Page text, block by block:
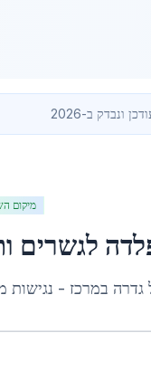
ונבדק ב-2026
מיקום
לגשרים
גדרה במרכז - נגישות